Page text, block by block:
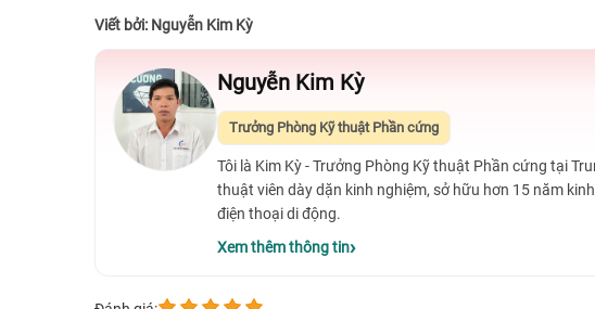
Viết bởi: Nguyễn Kim Kỳ
Nguyễn Kim Kỳ
Trưởng Phòng Kỹ thuật Phần cứng
Tôi là Kim Kỳ - Trưởng Phòng Kỹ thuật Phần cứng tại
thuật viên dày dặn kinh nghiệm, sở hữu hơn 15 năm
điện thoại di động.
Xem thêm thông tin